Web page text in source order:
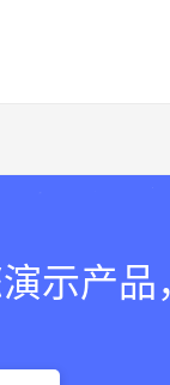
示产品